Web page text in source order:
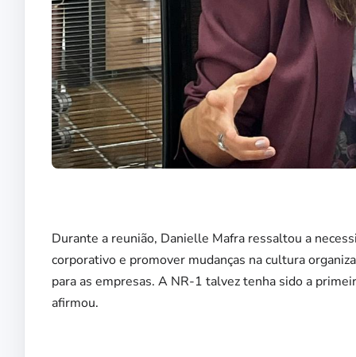
Durante a reunião, Danielle Mafra ressaltou a
corporativo e promover mudanças na cultura
para as empresas. A NR-1 talvez tenha sido a
afirmou.